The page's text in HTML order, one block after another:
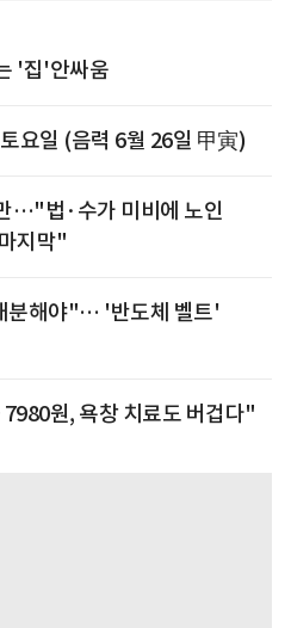
'집'안싸움
요일 (음력 6월 26일 甲寅)
…"법·수가 미비에 노인
지막"
분해야"… '반도체 벨트'
원, 욕창 치료도 버겁다"